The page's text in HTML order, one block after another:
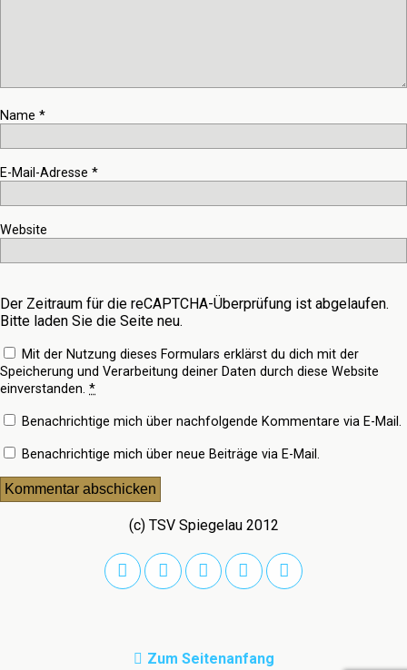
Name *
E-Mail-Adresse *
Website
Der Zeitraum für die reCAPTCHA-Überprüfung ist abgelaufen.
Bitte laden Sie die Seite neu.
Mit der Nutzung dieses Formulars erklärst du dich mit der
Speicherung und Verarbeitung deiner Daten durch diese Website
einverstanden. *
Benachrichtige mich über nachfolgende Kommentare via E-Mail.
Benachrichtige mich über neue Beiträge via E-Mail.
(c) TSV Spiegelau 2012
Zum Seitenanfang